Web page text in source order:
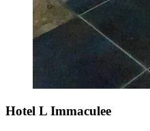
Hotel L Immaculee